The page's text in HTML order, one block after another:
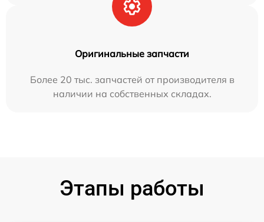
Оригинальные запчасти
Более 20 тыс. запчастей от производителя в
наличии на собственных складах.
Этапы работы